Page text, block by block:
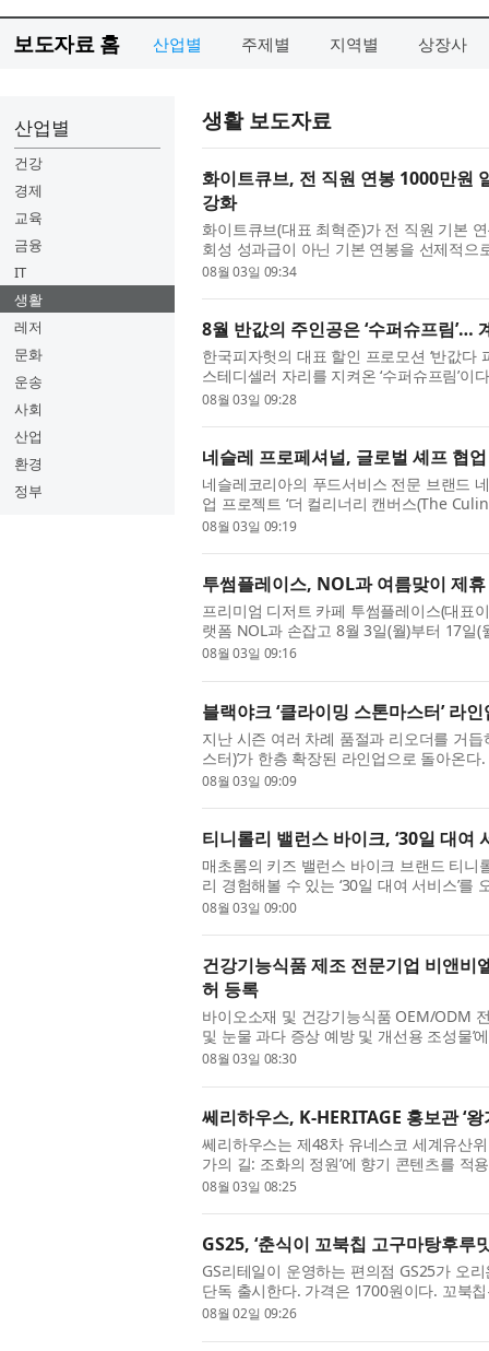
보도자료 홈 산업별 주제별 지역별 상장사
산업별
건강
경제
교육
금융
IT
생활
레저
문화
운송
사회
산업
환경
정부
생활 보도자료
화이트큐브, 전 직원 연봉 1000만원
강화
화이트큐브(대표 최혁준)가 전 직원 기본
회성 성과급이 아닌 기본 연봉을 선제적
목표와 성과 창출에 집중할 수 있도록 하
08월 03일 09:34
8월 반값의 주인공은 ‘수퍼슈프림’…
한국피자헛의 대표 할인 프로모션 ‘반값다
스테디셀러 자리를 지켜온 ‘수퍼슈프림’
핑에 신선한 채소를 더한 피자헛의 대표
08월 03일 09:28
네슬레 프로페셔널, 글로벌 셰프 협
네슬레코리아의 푸드서비스 전문 브랜드
업 프로젝트 ‘더 컬리너리 캔버스(The
밝혔다. ‘더 컬리너리 캔버스’는 뉴욕과 서
08월 03일 09:19
투썸플레이스, NOL과 여름맞이 제
프리미엄 디저트 카페 투썸플레이스(대표
랫폼 NOL과 손잡고 8월 3일(월)부터 17일
데이!’를 진행한다고 밝혔다. 이번 프로모
08월 03일 09:16
블랙야크 ‘클라이밍 스톤마스터’ 라
지난 시즌 여러 차례 품절과 리오더를 거
스터)’가 한층 확장된 라인업으로 돌아온
마스터를 기다리는 고객들의 기대에 부응
08월 03일 09:09
티니롤리 밸런스 바이크, ‘30일 대여
매초롬의 키즈 밸런스 바이크 브랜드 티니
리 경험해볼 수 있는 ‘30일 대여 서비스’
작’이라는 브랜드 슬로건 아래 아이들이
08월 03일 09:00
건강기능식품 제조 전문기업 비앤비
허 등록
바이오소재 및 건강기능식품 OEM/ODM
및 눈물 과다 증상 예방 및 개선용 조성물’
10-2934219호)는 2025년 4월 8일 출원해
08월 03일 08:30
쎄리하우스, K-HERITAGE 홍보관 ‘
쎄리하우스는 제48차 유네스코 세계유산
가의 길: 조화의 정원’에 향기 콘텐츠를 적
유네스코 세계유산위원회 개최 기간에 맞
08월 03일 08:25
GS25, ‘춘식이 꼬북칩 고구마탕후
GS리테일이 운영하는 편의점 GS25가 오
단독 출시한다. 가격은 1700원이다. 꼬북
사랑받아 온 오리온 대표 브랜드다. GS25
08월 02일 09:26